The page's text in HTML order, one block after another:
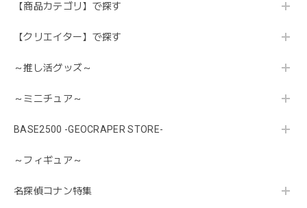
【商品カテゴリ】で探す
【クリエイター】で探す
～推し活グッズ～
～ミニチュア～
BASE2500 -GEOCRAPER STORE-
～フィギュア～
名探偵コナン特集